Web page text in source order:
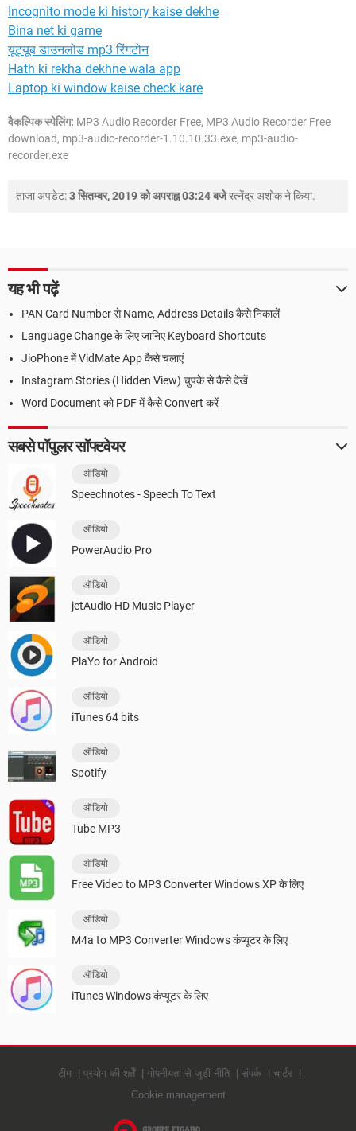
Incognito mode ki history kaise dekhe
Bina net ki game
यूट्यूब डाउनलोड mp3 रिंगटोन
Hath ki rekha dekhne wala app
Laptop ki window kaise check kare
वैकल्पिक स्पेलिंग: MP3 Audio Recorder Free, MP3 Audio Recorder Free
download, mp3-audio-recorder-1.10.10.33.exe, mp3-audio-
recorder.exe
ताजा अपडेट:3 सितम्बर, 2019 को अपराह्न 03:24 बजेरत्नेंद्र अशोकने किया.
यह भी पढ़ें
PAN Card Number से Name, Address Details कैसे निकालें
Language Change के लिए जानिए Keyboard Shortcuts
JioPhone में VidMate App कैसे चलाएं
Instagram Stories (Hidden View) चुपके से कैसे देखें
Word Document को PDF में कैसे Convert करें
सबसे पॉपुलर सॉफ्टवेयर
ऑडियो
Speechnotes - Speech To Text
ऑडियो
PowerAudio Pro
ऑडियो
jetAudio HD Music Player
ऑडियो
PlaYo for Android
ऑडियो
iTunes 64 bits
ऑडियो
Spotify
ऑडियो
Tube MP3
ऑडियो
Free Video to MP3 Converter Windows XP के लिए
ऑडियो
M4a to MP3 Converter Windows कंप्यूटर के लिए
ऑडियो
iTunes Windows कंप्यूटर के लिए
टीम प्रयोग की शर्तें गोपनीयता से जुड़ी नीति संपर्क
चार्टर
Cookie management